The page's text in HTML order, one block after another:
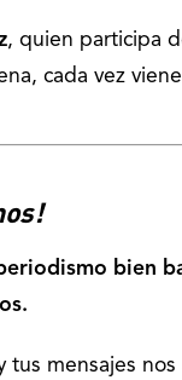
, quien participa
cada vez
bien
tus mensajes